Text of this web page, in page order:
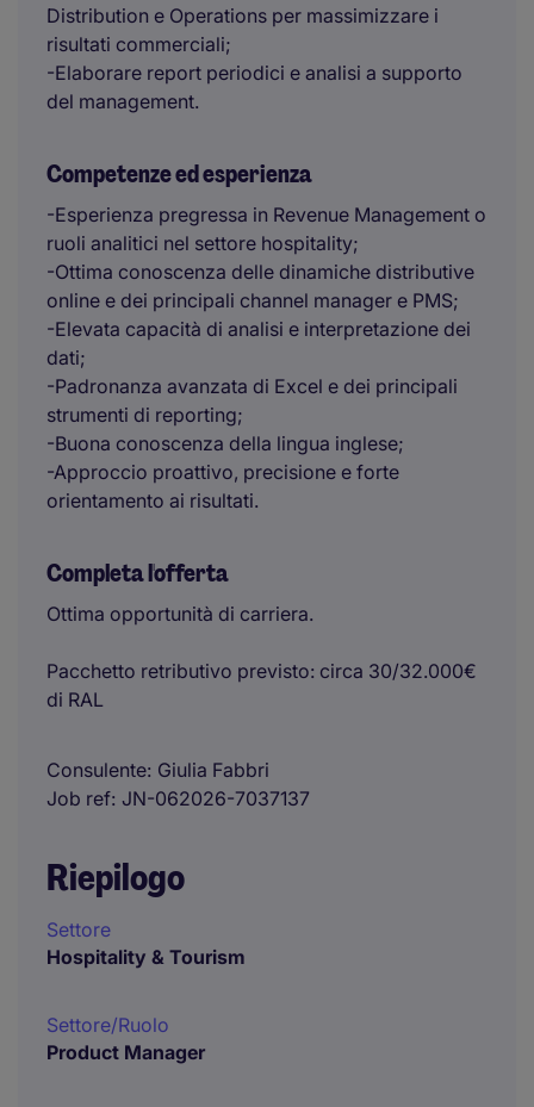
Distribution e Operations per massimizzare i
risultati commerciali;
-Elaborare report periodici e analisi a supporto
del management.
Competenze ed esperienza
-Esperienza pregressa in Revenue Management o
ruoli analitici nel settore hospitality;
-Ottima conoscenza delle dinamiche distributive
online e dei principali channel manager e PMS;
-Elevata capacità di analisi e interpretazione dei
dati;
-Padronanza avanzata di Excel e dei principali
strumenti di reporting;
-Buona conoscenza della lingua inglese;
-Approccio proattivo, precisione e forte
orientamento ai risultati.
Completa l'offerta
Ottima opportunità di carriera.
Pacchetto retributivo previsto: circa 30/32.000€
di RAL
Consulente Giulia Fabbri
Job ref JN-062026-7037137
Riepilogo
Settore
Hospitality & Tourism
Settore/Ruolo
Product Manager